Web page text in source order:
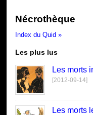
Nécrothèque
Index du Quid »
Les plus lus
Les morts
[2012-09-14]
Les morts